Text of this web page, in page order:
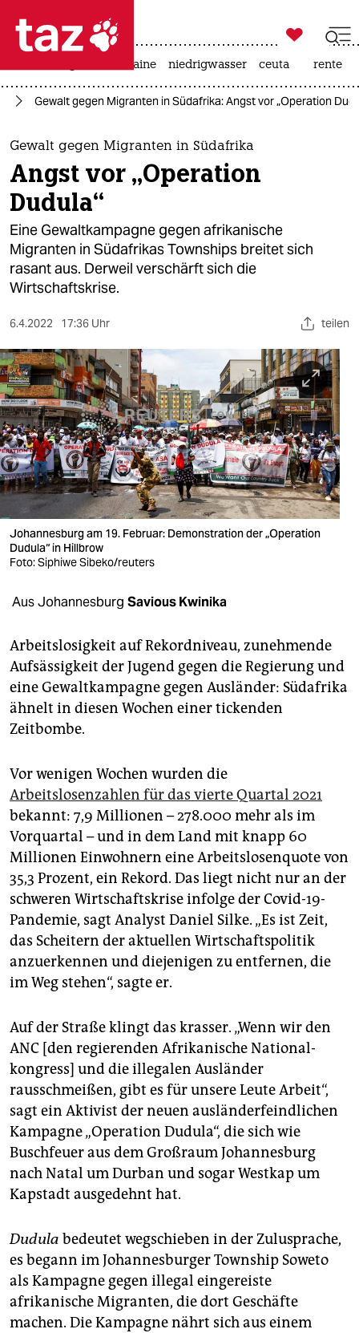
 taz zahl ich
taz zahl ich
themen
politik
öko
gesellschaft
kultur
sport
berlin
nord
wahrheit
verlag
verlag
veranstaltungen
shop
fragen & hilfe
abo
genossenschaft
epaper login

taz zahl ich
krieg in der ukraine niedrigwasser ceuta rente
Gewalt gegen Migranten in Südafrika: Angst vor „Operation
Gewalt gegen Migranten in Südafrika
Angst vor „Operation
Dudula“
Eine Gewaltkampagne gegen afrikanische
Migranten in Südafrikas Townships breitet sich
rasant aus. Derweil verschärft sich die
Wirtschaftskrise.
6.4.2022 17:36 Uhr teilen
Johannesburg am 19. Februar: Demonstration der „Operation
Dudula“ in Hillbrow
Foto: Siphiwe Sibeko/reuters
Aus Johannesburg Savious Kwinika
Arbeitslosigkeit auf Rekordniveau, zunehmende
Aufsässigkeit der Jugend gegen die Regierung und
eine Gewaltkampagne gegen Ausländer: Südafrika
ähnelt in diesen Wochen einer tickenden
Zeitbombe.
Vor wenigen Wochen wurden die
Arbeitslosenzahlen für das vierte Quartal 2021
bekannt: 7,9 Millionen – 278.000 mehr als im
Vorquartal – und in dem Land mit knapp 60
Millionen Einwohnern eine Arbeitslosenquote von
35,3 Prozent, ein Rekord. Das liegt nicht nur an der
schweren Wirtschaftskrise infolge der Covid-19-
Pandemie, sagt Analyst Daniel Silke. „Es ist Zeit,
das Scheitern der aktuellen Wirtschaftspolitik
anzuerkennen und diejenigen zu entfernen, die
im Weg stehen“, sagte er.
Auf der Straße klingt das krasser. „Wenn wir den
ANC [den regierenden Afrikanische Na­tio­nal­
kongress] und die illegalen Ausländer
rausschmeißen, gibt es für unsere Leute Arbeit“,
sagt ein Aktivist der neuen ausländerfeindlichen
Kampagne „Operation Dudula“, die sich wie
Buschfeuer aus dem Großraum Johannesburg
nach Natal um Durban und sogar Westkap um
Kapstadt ausgedehnt hat.
Dudula bedeutet wegschieben in der Zulusprache,
es begann im Johannesburger Township Soweto
als Kampagne gegen illegal eingereiste
afrikanische Migranten, die dort Geschäfte
machen. Die Kampagne nährt sich aus einem